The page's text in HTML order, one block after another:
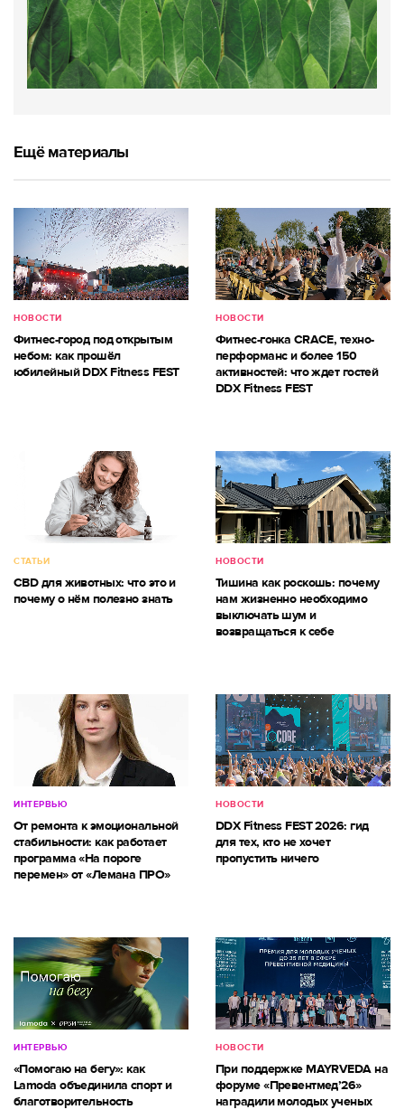
Ещё материалы
НОВОСТИ
Фитнес-город под открытым
небом: как прошёл
юбилейный DDX Fitness FEST
НОВОСТИ
Фитнес-гонка CRACE, техно-
перформанс и более 150
активностей: что ждет гостей
DDX Fitness FEST
СТАТЬИ
CBD для животных: что это и
почему о нём полезно знать
НОВОСТИ
Тишина как роскошь: почему
нам жизненно необходимо
выключать шум и
возвращаться к себе
ИНТЕРВЬЮ
От ремонта к эмоциональной
стабильности: как работает
программа «На пороге
перемен» от «Лемана ПРО»
НОВОСТИ
DDX Fitness FEST 2026: гид
для тех, кто не хочет
пропустить ничего
ИНТЕРВЬЮ
«Помогаю на бегу»: как
Lamoda объединила спорт и
благотворительность
НОВОСТИ
При поддержке MAYRVEDA на
форуме «Превентмед’26»
наградили молодых ученых